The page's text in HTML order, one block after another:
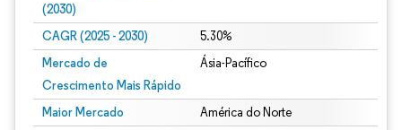
(2030)
CAGR (2025 - 2030) 5.30%
Mercado de
Crescimento Mais Rápido
Ásia-Pacífico
Maior Mercado América do Norte